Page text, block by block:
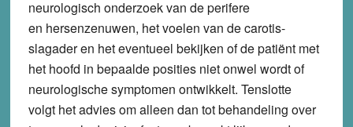
neurologisch onderzoek van de perifere
en hersenzenuwen, het voelen van de carotis-
slagader en het eventueel bekijken of de patiënt met
het hoofd in bepaalde posities niet onwel wordt of
neurologische symptomen ontwikkelt. Tenslotte
volgt het advies om alleen dan tot behandeling over